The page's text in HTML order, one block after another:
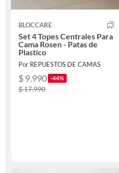
BLOCCARE
Set 4 Topes Centrales Para
Cama Rosen - Patas de
Plastico
Por REPUESTOS DE CAMAS
$ 9.990 -44%
$ 17.990